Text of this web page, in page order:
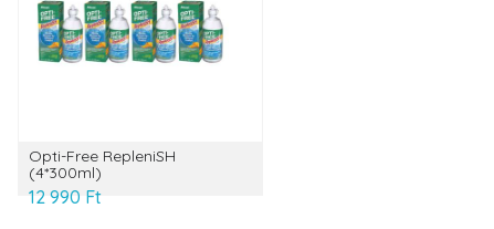
Opti-Free RepleniSH
(4*300ml)
12 990 Ft